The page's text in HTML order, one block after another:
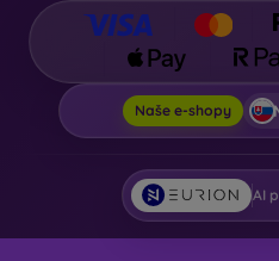
Naše e-shopy
AI